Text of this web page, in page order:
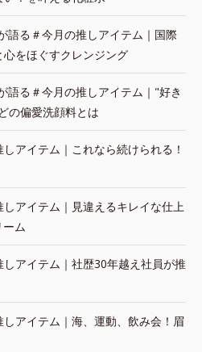
語る＃今月の推しアイテム｜国際
をほぐすクレンジング
語る＃今月の推しアイテム｜"好き
の偏愛洗顔料とは
アイテム｜これなら続けられる！
アイテム｜見違えるキレイな仕上
ム
アイテム｜社歴30年越え社員が推
アイテム｜海、運動、飲み会！眉